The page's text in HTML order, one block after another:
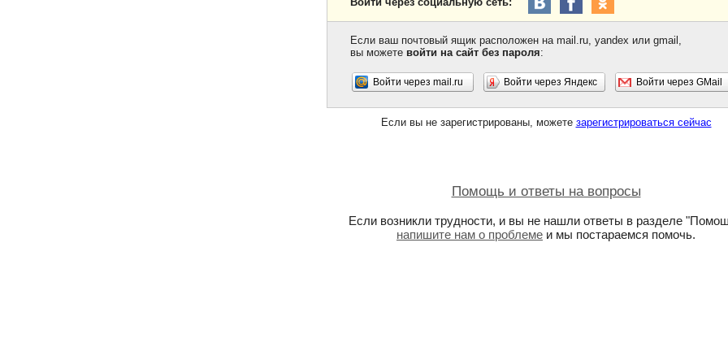
Если ваш почтовый ящик расположен на mail.ru, yandex или gmail,
вы можете войти на сайт без пароля:
Войти через mail.ru Войти через Яндекс Войти через GMail
Если вы не зарегистрированы, можете зарегистрироваться сейчас
Помощь и ответы на вопросы
Если возникли трудности, и вы не нашли ответы в разделе
напишите нам о проблеме и мы постараемся помочь.